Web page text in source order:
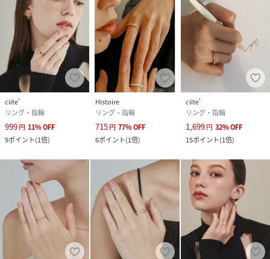
ciite'
リング・指輪
999円 11%OFF
9ポイント(1倍)
Histoire
リング・指輪
715円 77%OFF
6ポイント(1倍)
ciite'
リング・指輪
1,699円 32%OFF
15ポイント(1倍)